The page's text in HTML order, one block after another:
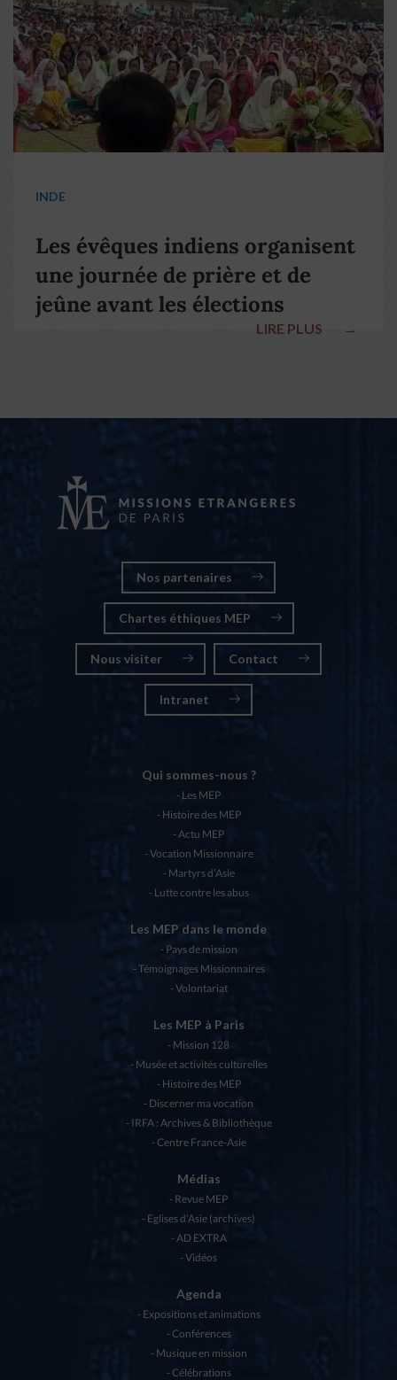
INDE
Les évêques indiens organisent
une journée de prière et de
jeûne avant les élections
LIRE PLUS →
Nos partenaires
Chartes éthiques MEP
Nous visiter Contact
Intranet
Qui sommes-nous ?
Les MEP
Histoire des MEP
Actu MEP
Vocation Missionnaire
Martyrs d’Asie
Lutte contre les abus
Les MEP dans le monde
Pays de mission
Témoignages Missionnaires
Volontariat
Les MEP à Paris
Mission 128
Musée et activités culturelles
Histoire des MEP
Discerner ma vocation
IRFA : Archives & Bibliothèque
Centre France-Asie
Médias
Revue MEP
Eglises d’Asie (archives)
AD EXTRA
Vidéos
Agenda
Expositions et animations
Conférences
Musique en mission
Célébrations